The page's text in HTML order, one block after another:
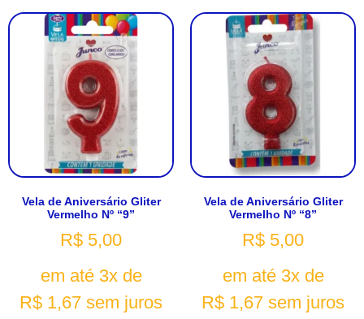
Vela de Aniversário Gliter
Vermelho Nº “9”
R$ 5,00
em até 3x de
R$ 1,67 sem juros
Vela de Aniversário Gliter
Vermelho Nº “8”
R$ 5,00
em até 3x de
R$ 1,67 sem juros